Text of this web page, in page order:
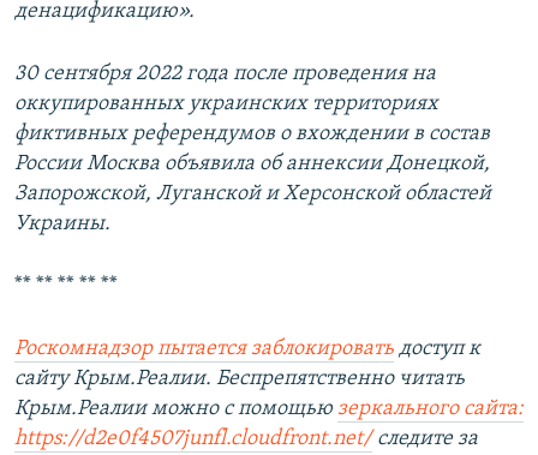
денацификацию».
30 сентября 2022 года после проведения на
оккупированных украинских территориях
фиктивных референдумов о вхождении в состав
России Москва объявила об аннексии Донецкой,
Запорожской, Луганской и Херсонской областей
Украины.
** ** ** ** **
Роскомнадзор пытается заблокировать доступ к
сайту Крым.Реалии. Беспрепятственно читать
Крым.Реалии можно с помощью зеркального сайта:
https://d2e0f4507junfl.cloudfront.net/следите за